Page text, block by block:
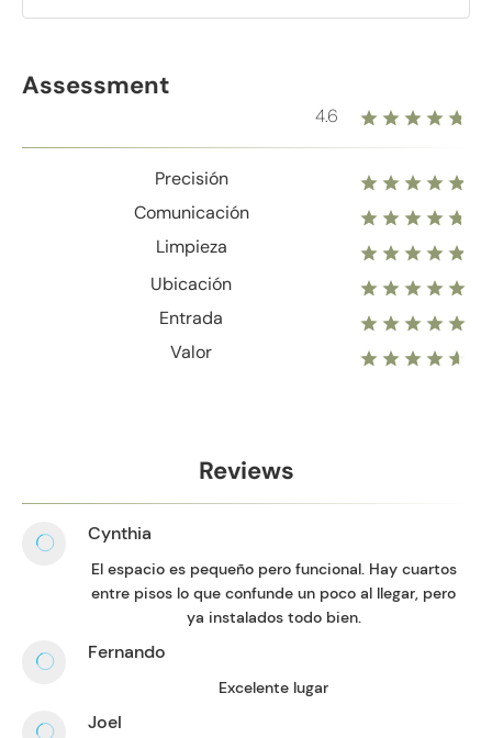
Assessment
4.6
Precisión
Comunicación
Limpieza
Ubicación
Entrada
Valor
Reviews
Cynthia
El espacio es pequeño pero funcional. Hay cuartos
entre pisos lo que confunde un poco al llegar, pero
ya instalados todo bien.
Fernando
Excelente lugar
Joel